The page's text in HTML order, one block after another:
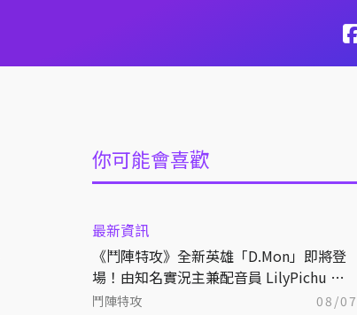
你可能會喜歡
最新資訊
《鬥陣特攻》全新英雄「D.Mon」即將登
場！由知名實況主兼配音員 LilyPichu 跨
界獻聲演出！
鬥陣特攻 08/07